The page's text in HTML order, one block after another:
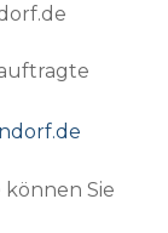
Sie